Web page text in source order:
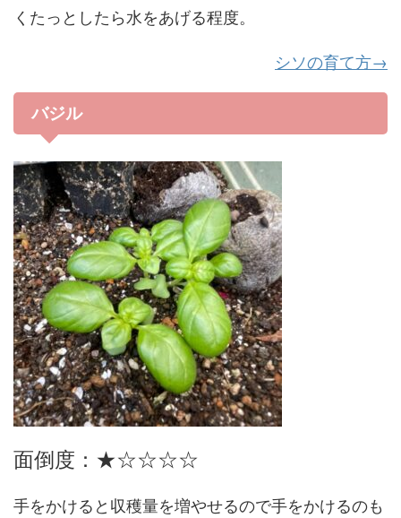
くたっとしたら水をあげる程度。
シソの育て方→
バジル
面倒度：★☆☆☆☆
手をかけると収穫量を増やせるので手をかけるのも